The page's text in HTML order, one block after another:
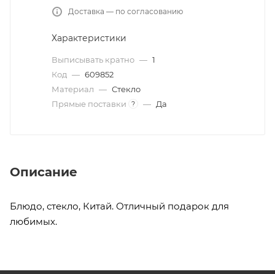
Доставка — по согласованию
Характеристики
Выписывать кратно — 1
Код — 609852
Материал — Стекло
Прямые поставки
? — Да
Описание
Блюдо, стекло, Китай. Отличный подарок для
любимых.